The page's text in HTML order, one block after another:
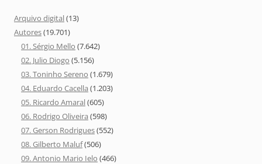
Arquivo digital(13)
Autores(19.701)
01. Sérgio Mello (7.642)
02. Julio Diogo (5.156)
03. Toninho Sereno (1.679)
04. Eduardo Cacella (1.203)
05. Ricardo Amaral(605)
06. Rodrigo Oliveira (598)
07. Gerson Rodrigues(552)
08. Gilberto Maluf(506)
09. Antonio Mario Ielo (466)